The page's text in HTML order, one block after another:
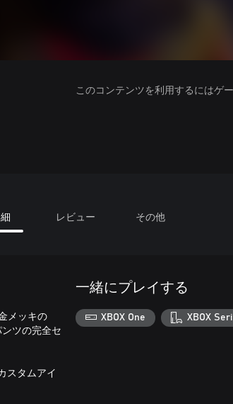
このコンテンツを利用するにはゲ
レビュー その他
メッキの
ツの完全セ
スタムアイ
一緒にプレイする
XBOX One XBOX